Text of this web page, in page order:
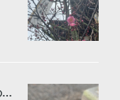
わたしが『習慣化』できなかった３つのワケ